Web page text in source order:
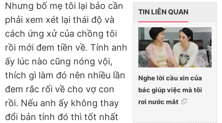
TIN LIÊN QUAN
Nghe lời cầu xin của
bác giúp việc mà tôi
rơi nước mắt
Nhưng bố mẹ tôi lại bảo cần
phải xem xét lại thái độ và
cách ứng xử của chồng tôi
rồi mới đem tiền về. Tính anh
ấy lúc nào cũng nóng vội,
thích gì làm đó nên nhiều lần
đem rắc rối về cho vợ con
rồi. Nếu anh ấy không thay
đổi bản tính đó thì tốt nhất